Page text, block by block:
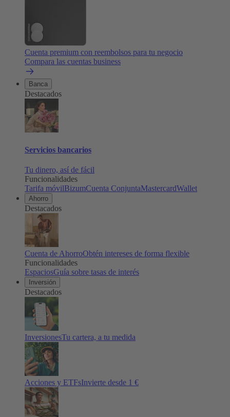
Cuenta premium con reembolsos para tu negocio
Compara las cuentas business
Banca
Destacados
Servicios bancarios
Tu dinero, así de fácil
Funcionalidades
Tarifa móvilBizumCuenta ConjuntaMastercardWallet
Ahorro
Destacados
Cuenta de AhorroObtén intereses de forma flexible
Funcionalidades
EspaciosGuía sobre tasas de interés
Inversión
Destacados
InversionesTu cartera, a tu medida
Acciones y ETFsInvierte desde 1 €